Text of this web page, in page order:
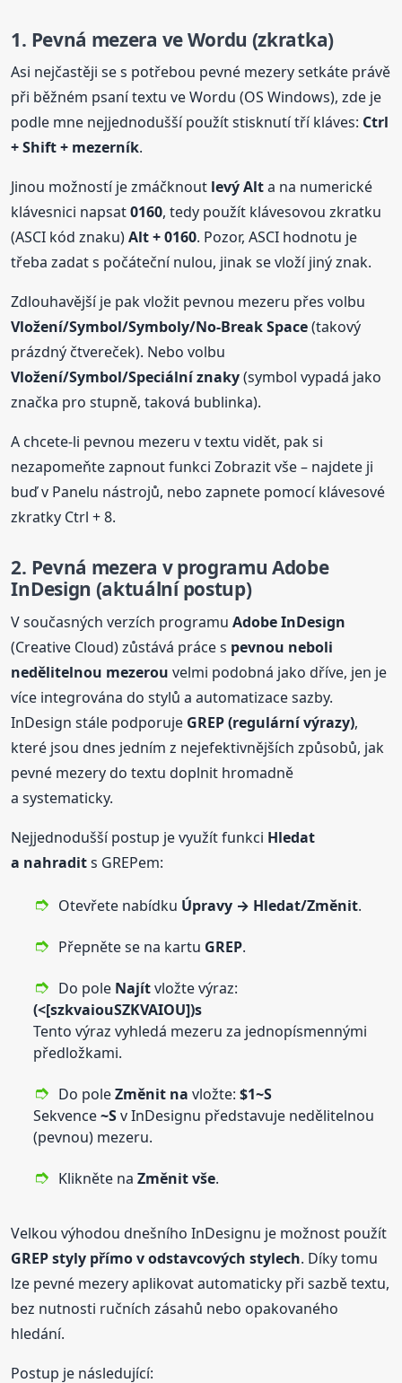
1. Pevná mezera ve Wordu (zkratka)
Asi nejčastěji se s potřebou pevné mezery setkáte právě
při běžném psaní textu ve Wordu (OS Windows), zde je
podle mne nejjednodušší použít stisknutí tří kláves: Ctrl
+ Shift + mezerník.
Jinou možností je zmáčknout levý Alta na numerické
klávesnici napsat0160, tedy použít klávesovou zkratku
(ASCI kód znaku)Alt + 0160. Pozor, ASCI hodnotu je
třeba zadat s počáteční nulou, jinak se vloží jiný znak.
Zdlouhavější je pak vložit pevnou mezeru přes volbu
Vložení/Symbol/Symboly/No-Break Space(takový
prázdný čtvereček). Nebo volbu
Vložení/Symbol/Speciální znaky(symbol vypadá jako
značka pro stupně, taková bublinka).
A chcete-li pevnou mezeru v textu vidět, pak si
nezapomeňte zapnout funkci Zobrazit vše – najdete ji
buď v Panelu nástrojů, nebo zapnete pomocí klávesové
zkratky Ctrl + 8.
2. Pevná mezera v programu Adobe
InDesign (aktuální postup)
V současných verzích programuAdobe InDesign
(Creative Cloud) zůstává práce s pevnou neboli
nedělitelnou mezerou velmi podobná jako dříve, jen je
více integrována do stylů a automatizace sazby.
InDesign stále podporuje GREP (regulární výrazy),
které jsou dnes jedním z nejefektivnějších způsobů, jak
pevné mezery do textu doplnit hromadně
a systematicky.
Nejjednodušší postup je využít funkci Hledat
a nahradits GREPem:
Otevřete nabídku Úpravy → Hledat/Změnit.
Přepněte se na kartu GREP.
Do pole Najítvložte výraz:
(<[szkvaiouSZKVAIOU])s
Tento výraz vyhledá mezeru za jednopísmennými
předložkami.
Do poleZměnit na vložte:$1~S
Sekvence~Sv InDesignu představuje nedělitelnou
(pevnou) mezeru.
Klikněte naZměnit vše.
Velkou výhodou dnešního InDesignu je možnost použít
GREP styly přímo v odstavcových stylech. Díky tomu
lze pevné mezery aplikovat automaticky při sazbě textu,
bez nutnosti ručních zásahů nebo opakovaného
hledání.
Postup je následující: